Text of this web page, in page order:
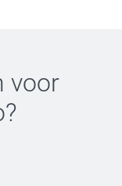
voor
?